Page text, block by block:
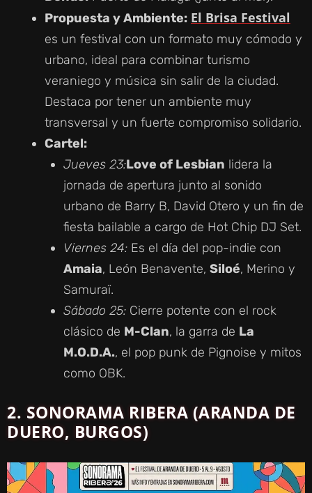
Propuesta y Ambiente: El Brisa Festival
es un festival con un formato muy cómodo y
urbano, ideal para combinar turismo
veraniego y música sin salir de la ciudad.
Destaca por tener un ambiente muy
transversal y un fuerte compromiso solidario.
Cartel:
Jueves 23:Love of Lesbian lidera la
jornada de apertura junto al sonido
urbano de Barry B, David Otero y un fin de
fiesta bailable a cargo de Hot Chip DJ Set.
Viernes 24: Es el día del pop-indie con
Amaia, León Benavente, Siloé, Merino y
Samuraï.
Sábado 25: Cierre potente con el rock
clásico de M-Clan, la garra de La
M.O.D.A., el pop punk de Pignoise y mitos
como OBK.
2. SONORAMA RIBERA (ARANDA DE
DUERO, BURGOS)